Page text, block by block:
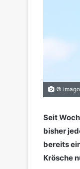
©
Seit
bisher
bereits
Krösche